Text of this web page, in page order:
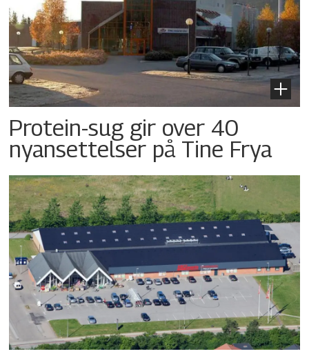
Protein-sug gir over 40
nyansettelser på Tine Frya